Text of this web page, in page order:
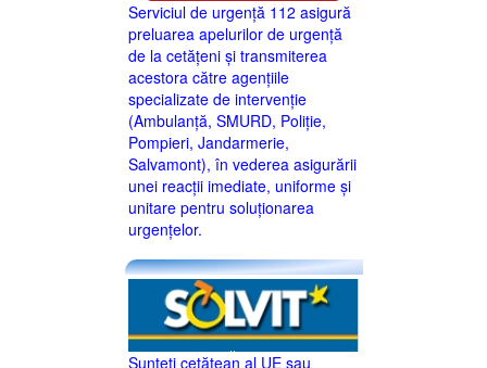
Serviciul de urgență 112 asigură
preluarea apelurilor de urgență
de la cetățeni și transmiterea
acestora către agențiile
specializate de intervenție
(Ambulanță, SMURD, Poliție,
Pompieri, Jandarmerie,
Salvamont), în vederea asigurării
unei reacții imediate, uniforme și
unitare pentru soluționarea
urgențelor.
Sunteţi cetăţean al UE sau